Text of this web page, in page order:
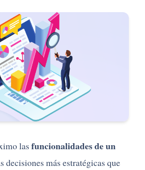
las funcionalidades de un
decisiones más estratégicas que